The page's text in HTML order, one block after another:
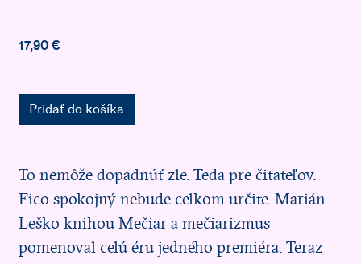
17,90 €
Pridať do košíka
To nemôže dopadnúť zle. Teda pre čitateľov.
Fico spokojný nebude celkom určite. Marián
Leško knihou Mečiar a mečiarizmus
pomenoval celú éru jedného premiéra. Teraz